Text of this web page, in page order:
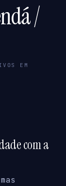
/
EM
com a